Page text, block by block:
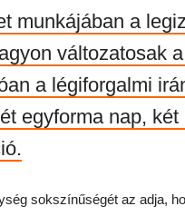
munkájában a
változatosak
a légiforgalmi
egyforma nap, két
sokszínűségét az adja,